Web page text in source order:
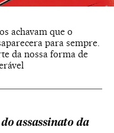
achavam que o
para sempre.
da nossa forma de
assassinato da